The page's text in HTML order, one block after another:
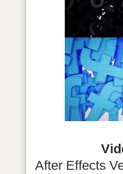
After Effects